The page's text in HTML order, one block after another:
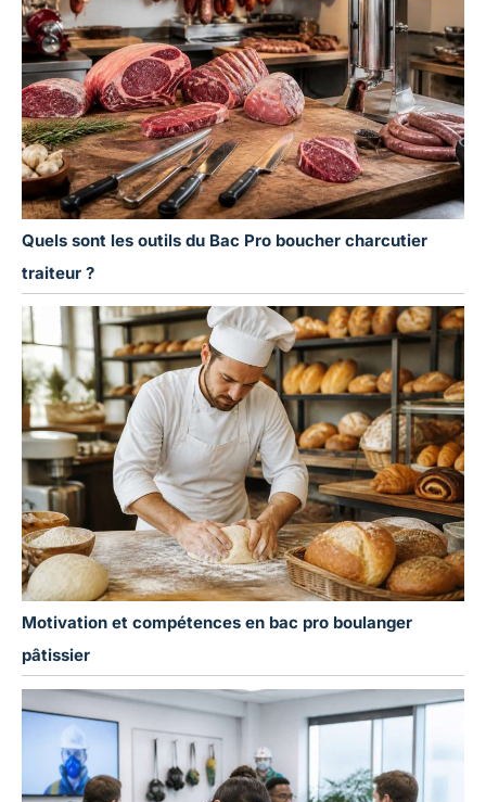
Quels sont les outils du Bac Pro boucher charcutier
traiteur ?
Motivation et compétences en bac pro boulanger
pâtissier